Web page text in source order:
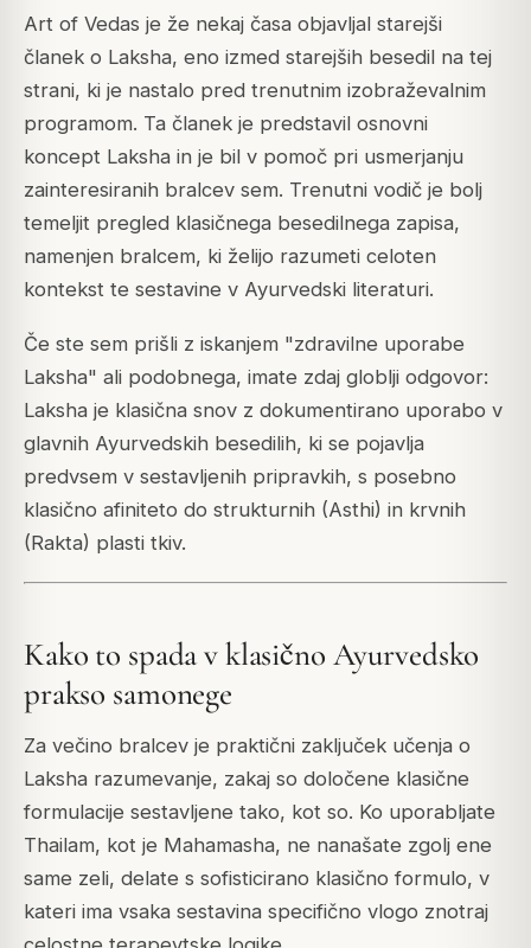
Art of Vedas je že nekaj časa objavljal starejši
članek o Laksha, eno izmed starejših besedil na tej
strani, ki je nastalo pred trenutnim izobraževalnim
programom. Ta članek je predstavil osnovni
koncept Laksha in je bil v pomoč pri usmerjanju
zainteresiranih bralcev sem. Trenutni vodič je bolj
temeljit pregled klasičnega besedilnega zapisa,
namenjen bralcem, ki želijo razumeti celoten
kontekst te sestavine v Ayurvedski literaturi.
Če ste sem prišli z iskanjem "zdravilne uporabe
Laksha" ali podobnega, imate zdaj globlji odgovor:
Laksha je klasična snov z dokumentirano uporabo v
glavnih Ayurvedskih besedilih, ki se pojavlja
predvsem v sestavljenih pripravkih, s posebno
klasično afiniteto do strukturnih (Asthi) in krvnih
(Rakta) plasti tkiv.
Kako to spada v klasično Ayurvedsko
prakso samonege
Za večino bralcev je praktični zaključek učenja o
Laksha razumevanje, zakaj so določene klasične
formulacije sestavljene tako, kot so. Ko uporabljate
Thailam, kot je Mahamasha, ne nanašate zgolj ene
same zeli, delate s sofisticirano klasično formulo, v
kateri ima vsaka sestavina specifično vlogo znotraj